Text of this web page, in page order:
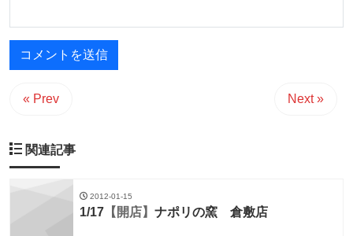
« Prev Next »
関連記事
2012-01-15
1/17 【開店】 ナポリの窯 倉敷店